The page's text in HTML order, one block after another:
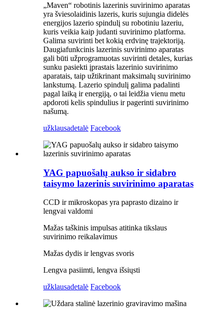
„Maven“ robotinis lazerinis suvirinimo aparatas
yra šviesolaidinis lazeris, kuris sujungia didelės
energijos lazerio spindulį su robotiniu lazeriu,
kuris veikia kaip judanti suvirinimo platforma.
Galima suvirinti bet kokią erdvinę trajektoriją.
Daugiafunkcinis lazerinis suvirinimo aparatas
gali būti užprogramuotas suvirinti detales, kurias
sunku pasiekti įprastais lazerinio suvirinimo
aparatais, taip užtikrinant maksimalų suvirinimo
lankstumą. Lazerio spindulį galima padalinti
pagal laiką ir energiją, o tai leidžia vienu metu
apdoroti kelis spindulius ir pagerinti suvirinimo
našumą.
užklausadetalė Facebook
YAG papuošalų aukso ir sidabro
taisymo lazerinis suvirinimo aparatas
CCD ir mikroskopas yra paprasto dizaino ir
lengvai valdomi
Mažas taškinis impulsas atitinka tikslaus
suvirinimo reikalavimus
Mažas dydis ir lengvas svoris
Lengva pasiimti, lengva išsiųsti
užklausadetalė Facebook